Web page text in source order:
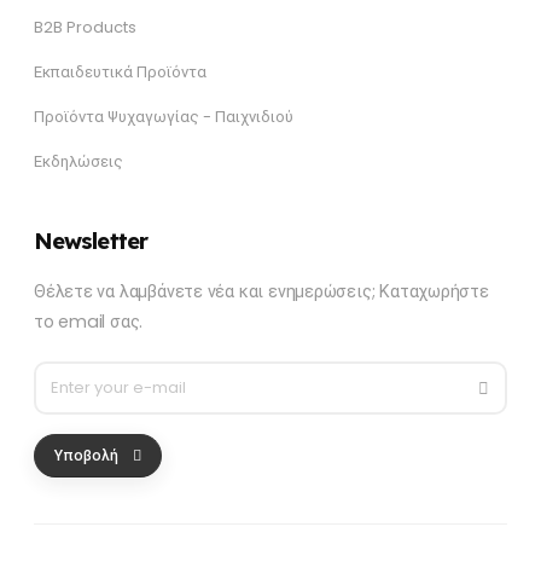
B2B Products
Εκπαιδευτικά Προϊόντα
Προϊόντα Ψυχαγωγίας - Παιχνιδιού
Εκδηλώσεις
Newsletter
Θέλετε να λαμβάνετε νέα και ενημερώσεις; Καταχωρήστε
το email σας.
Υποβολή